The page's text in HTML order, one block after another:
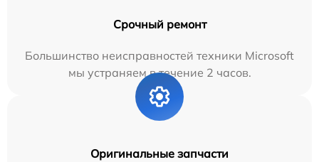
Срочный ремонт
Большинство неисправностей техники Microsoft
мы устраняем в течение 2 часов.
Оригинальные запчасти